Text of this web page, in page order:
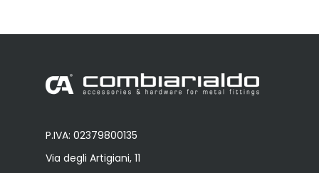
P.IVA: 02379800135
Via degli Artigiani, 11